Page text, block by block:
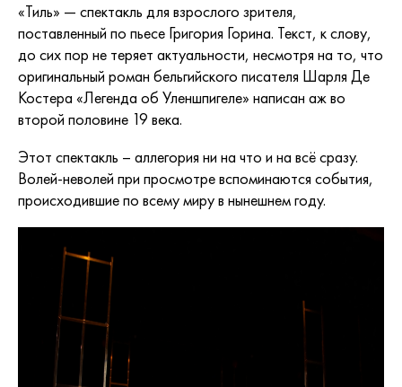
«Тиль» — спектакль для взрослого зрителя,
поставленный по пьесе Григория Горина. Текст, к слову,
до сих пор не теряет актуальности, несмотря на то, что
оригинальный роман бельгийского писателя Шарля Де
Костера «Легенда об Уленшпигеле» написан аж во
второй половине 19 века.
Этот спектакль – аллегория ни на что и на всё сразу.
Волей-неволей при просмотре вспоминаются события,
происходившие по всему миру в нынешнем году.